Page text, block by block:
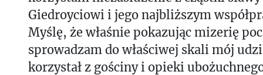
Giedroyciowi i jego najbliższym
Myślę, że właśnie pokazując mizerię
sprowadzam do właściwej skali mój
korzystał z gościny i opieki